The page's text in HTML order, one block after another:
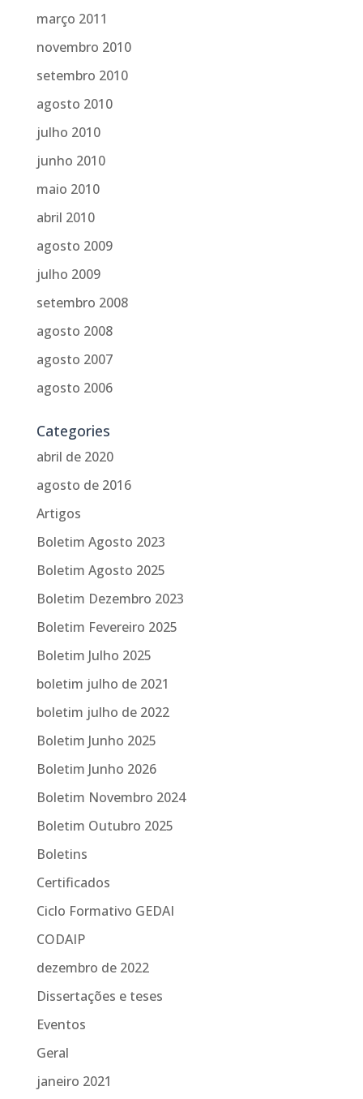
março 2011
novembro 2010
setembro 2010
agosto 2010
julho 2010
junho 2010
maio 2010
abril 2010
agosto 2009
julho 2009
setembro 2008
agosto 2008
agosto 2007
agosto 2006
Categories
abril de 2020
agosto de 2016
Artigos
Boletim Agosto 2023
Boletim Agosto 2025
Boletim Dezembro 2023
Boletim Fevereiro 2025
Boletim Julho 2025
boletim julho de 2021
boletim julho de 2022
Boletim Junho 2025
Boletim Junho 2026
Boletim Novembro 2024
Boletim Outubro 2025
Boletins
Certificados
Ciclo Formativo GEDAI
CODAIP
dezembro de 2022
Dissertações e teses
Eventos
Geral
janeiro 2021